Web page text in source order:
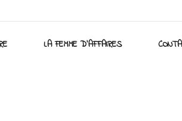
LA FEMME D’AFFAIRES